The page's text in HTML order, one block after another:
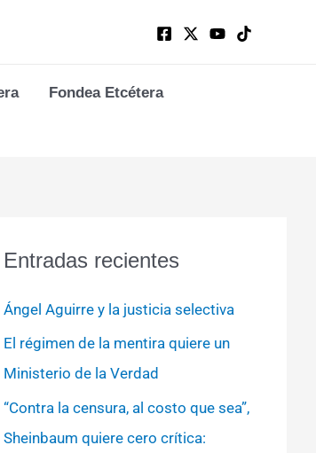
Fondea Etcétera
Entradas recientes
Ángel Aguirre y la justicia selectiva
El régimen de la mentira quiere un
Ministerio de la Verdad
“Contra la censura, al costo que sea”,
Sheinbaum quiere cero crítica: